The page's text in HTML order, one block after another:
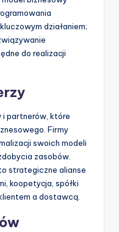
działaniem;
do realizacji
i partnerów, które
Firmy
swoich modeli
zasobów.
strategiczne alianse
koopetycja, spółki
a dostawcą.